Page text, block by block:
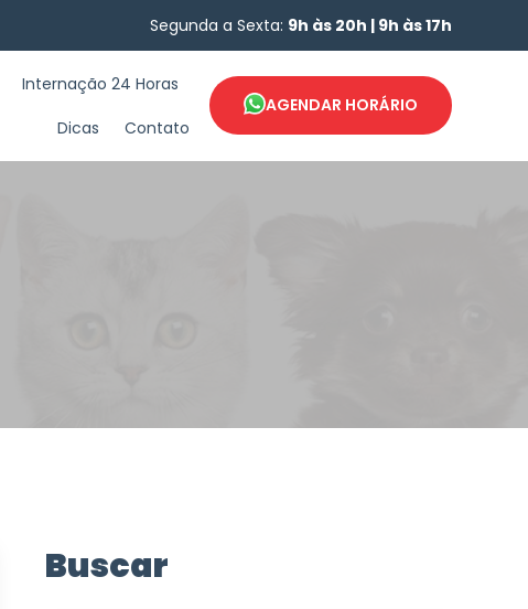
Segunda a Sexta: 9h às 20h | 9h às 17h
Internação 24 Horas
Dicas
Contato
AGENDAR HORÁRIO
Buscar